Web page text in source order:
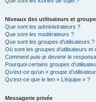
Niveaux des utilisateurs et
Que sont les administrateurs ?
Que sont les modérateurs ?
Que sont les groupes d’utilisateurs ?
Où sont les groupes d’utilisateurs
Comment puis-je devenir le
Pourquoi certains groupes
Qu’est-ce qu’un « groupe
Qu’est-ce que le lien « L’équipe » ?
Messagerie privée